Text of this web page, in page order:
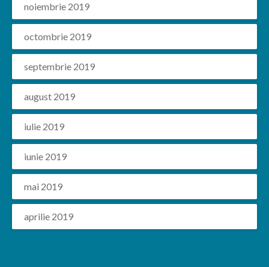
noiembrie 2019
octombrie 2019
septembrie 2019
august 2019
iulie 2019
iunie 2019
mai 2019
aprilie 2019